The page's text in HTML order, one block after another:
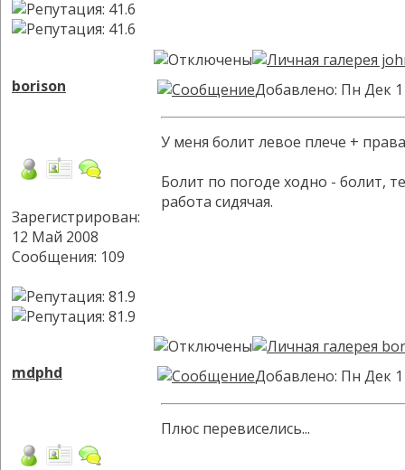
borison
Зарегистрирован:
12 Май 2008
Сообщения: 109
Добавлено: Пн Дек
У меня болит левое плече +
Болит по погоде ходно - болит,
работа сидячая.
mdphd Добавлено: Пн Дек
Плюс перевиселись...